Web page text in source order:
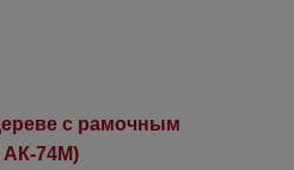
с рамочным
АК-74М)